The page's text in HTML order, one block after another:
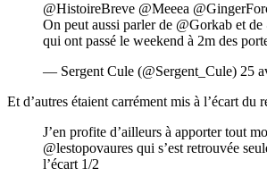
@HistoireBreve @Meeea
On peut aussi parler de @Gorkab et
qui ont passé le weekend à 2m des
— Sergent Cule (@Sergent_Cule) 25
Et d’autres étaient carrément mis à l’écart du
J’en profite d’ailleurs à apporter tout
@lestopovaures qui s’est retrouvée
l’écart 1/2